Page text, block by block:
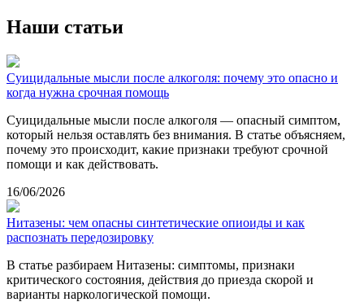
Наши статьи
Суицидальные мысли после алкоголя: почему это опасно и
когда нужна срочная помощь
Суицидальные мысли после алкоголя — опасный симптом,
который нельзя оставлять без внимания. В статье объясняем,
почему это происходит, какие признаки требуют срочной
помощи и как действовать.
16/06/2026
Нитазены: чем опасны синтетические опиоиды и как
распознать передозировку
В статье разбираем Нитазены: симптомы, признаки
критического состояния, действия до приезда скорой и
варианты наркологической помощи.